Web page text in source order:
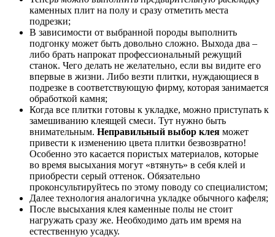
каменных плит на полу и сразу отметить места
подрезки;
В зависимости от выбранной породы выполнить
подгонку может быть довольно сложно. Выхода два –
либо брать напрокат профессиональный режущий
станок. Чего делать не желательно, если вы видите его
впервые в жизни. Либо везти плитки, нуждающиеся в
подрезке в соответствующую фирму, которая занимается
обработкой камня;
Когда все плитки готовы к укладке, можно приступать к
замешиванию клеящей смеси. Тут нужно быть
внимательным. Неправильный выбор клея может
привести к изменению цвета плитки безвозвратно!
Особенно это касается пористых материалов, которые
во время высыхания могут «втянуть» в себя клей и
приобрести серый оттенок. Обязательно
проконсультируйтесь по этому поводу со специалистом;
Далее технология аналогична укладке обычного кафеля;
После высыхания клея каменные полы не стоит
нагружать сразу же. Необходимо дать им время на
естественную усадку.